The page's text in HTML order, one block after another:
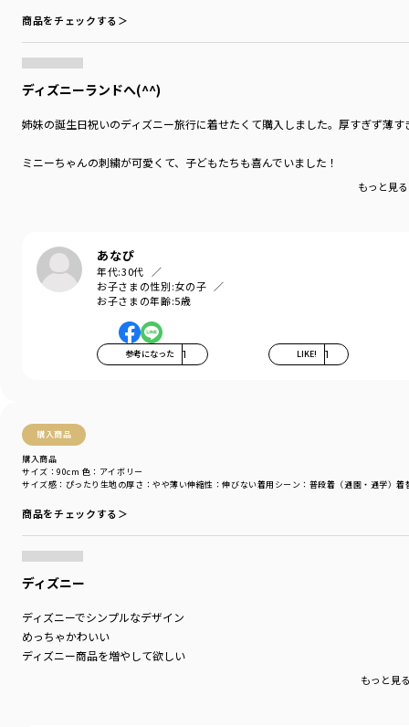
商品をチェックする＞
ディズニーランドへ(^^)
姉妹の誕生日祝いのディズニー旅行に着せたくて購入しました。厚すぎず薄
ミニーちゃんの刺繍が可愛くて、子どもたちも喜んでいました！
もっと見
あなぴ
年代:30代
お子さまの性別:女の子
お子さまの年齢:5歳
参考になった 1 LIKE! 1
購入商品
購入商品
サイズ感 ：ぴったり 生地の厚さ ：やや薄い伸縮性 ：伸びない着用シーン ：普段着（通園・通学）着
サイズ：90cm 色：アイボリー
商品をチェックする＞
ディズニー
ディズニーでシンプルなデザイン
めっちゃかわいい
ディズニー商品を増やして欲しい
もっと見
同シリーズのGジャンやスカートと合わせて、
リンクコーデを楽しむのもおすすめです
【関連商品】12-5601-450 【Disney/ディズニー】刺繍Gジャン
こちらの商品のピンクカラーはデニムに加工を施して
透け感：なし
伸縮性：なし
ポケット：あり
着用イメージ/カラー：アイボリー
モデル：身長108.5cm 体重18kg
シーズン
カテゴリ
性別タイプ
／ GIRL